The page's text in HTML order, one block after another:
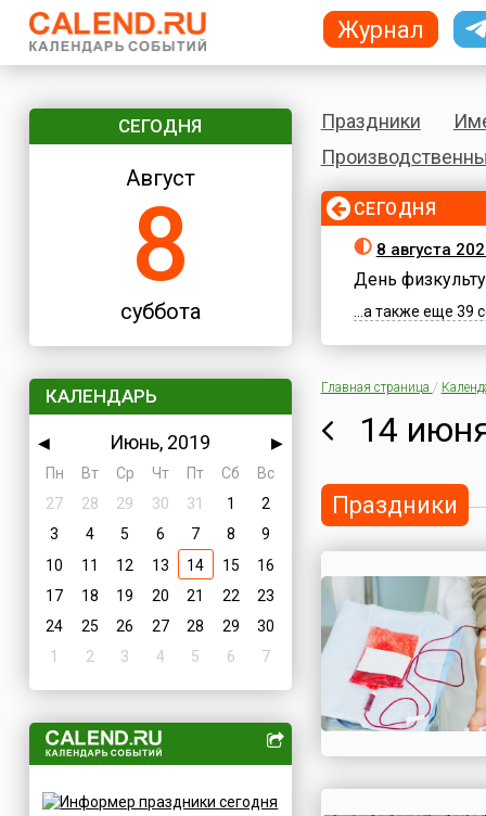
СЕГОДНЯ
Август
8
суббота
КАЛЕНДАРЬ
◀ Июнь, 2019
▶
Пн
Вт Ср Чт Пт Сб
Вс
27
28 29 30 31 1
2
3
4 5 6 7 8
9
10
11 12 13 14 15
16
17
18 19 20 21 22
23
24
25 26 27 28 29
30
1
2 3 4 5 6 7
Праздники
СЕГОДНЯ
8 августа
День
...а также еще 39
Главная страница /
14
Праздники
Журнал